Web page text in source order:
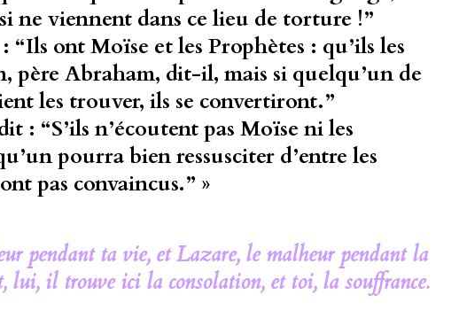
ne viennent dans ce lieu de torture !”
ont Moïse et les Prophètes : qu’ils les
père Abraham, dit-il, mais si quelqu’un de
les trouver, ils se convertiront.”
: “S’ils n’écoutent pas Moïse ni les
pourra bien ressusciter d’entre les
pas convaincus.” »
pendant ta vie, et Lazare, le malheur pendant la
lui, il trouve ici la consolation, et toi, la souffrance.